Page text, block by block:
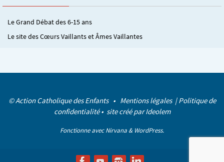
Le Grand Débat des 6-15 ans
Le site des Cœurs Vaillants et Âmes Vaillantes
© Action Catholique des Enfants • Mentions légales |Politique de
confidentialité• site créé parIdeolem
Fonctionne avecNirvana & WordPress.